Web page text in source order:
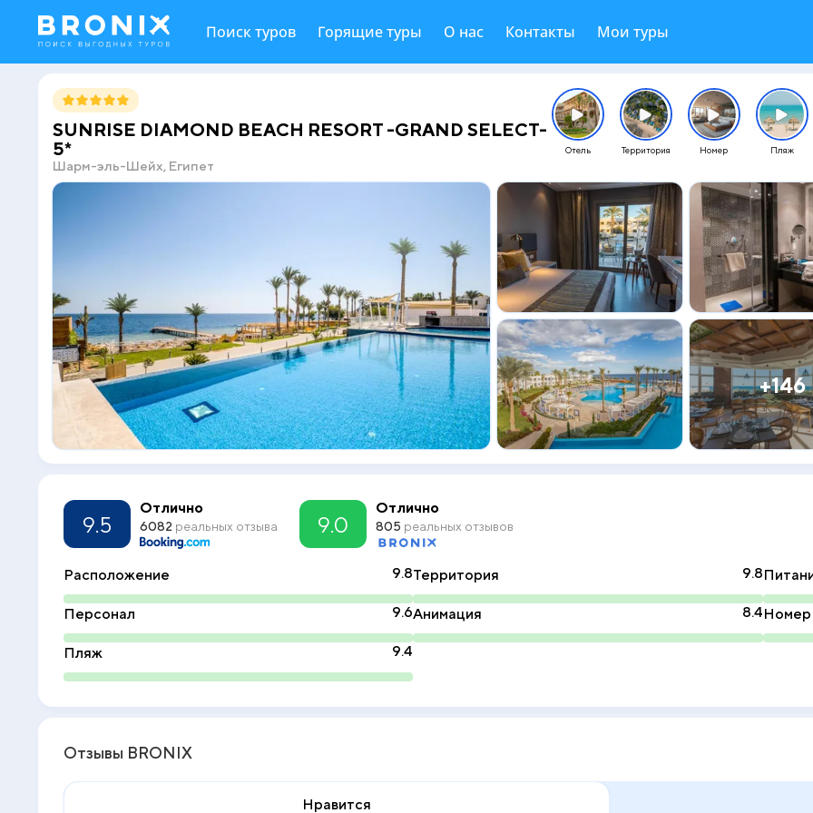
Поиск туров Горящие туры О нас Контакты Мои туры
SUNRISE DIAMOND BEACH RESORT -GRAND SELECT-
5*
Шарм-эль-Шейх, Египет
Отель Территория Номер Пляж
+146
9.5
Отлично
6082 реальных отзыва 9.0
Отлично
805 реальных отзывов
Расположение 9.8Территория 9.8
Персонал 9.6Анимация 8.4Номер
Пляж 9.4
Отзывы BRONIX
Нравится